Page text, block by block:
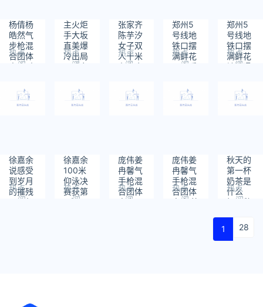
杨倩杨
皓然气
步枪混
合团体
夺金 中
热点
阅
2102
主火炬
手大坂
直美爆
冷出局
网球女
捷克万
卓索娃
无缘八
热点
阅
2169
张家齐
陈芋汐
女子双
人十米
台夺金
合夺下
第八金
热点
阅
郑州5
号线地
铁口摆
满鲜花
12名乘
遇难令
人痛心
热点
阅
2218
郑州5
号线地
铁口摆
满鲜花
地铁遇
“头七”
热点
阅
2572
徐嘉余
说感受
到岁月
的摧残
100米
热点
阅
徐嘉余
100米
仰泳决
赛获第
5名
热点
阅
庞伟姜
冉馨气
手枪混
合团体
夺金，
热点
阅
庞伟姜
冉馨气
手枪混
合团体
夺金 第
热点
阅
秋天的
第一杯
奶茶是
什么
梗？秋
一杯奶
茶是什
么意思
热点
阅
2227
1 28